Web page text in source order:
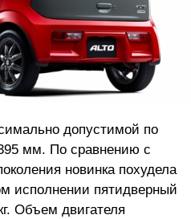
допустимой по
мм. По сравнению с
новинка похудела
исполнении пятидверный
Объем двигателя